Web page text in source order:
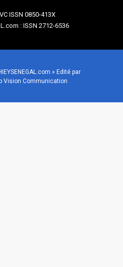
ISSN 0850-413X
: ISSN 2712-6536
» Edité par
Vision Communication